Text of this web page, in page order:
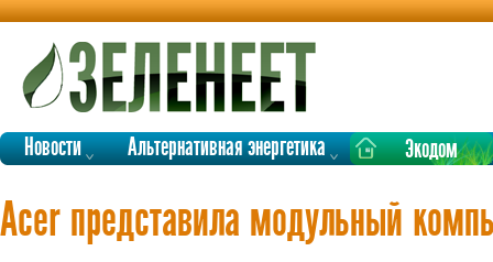
Новости Альтернативная энергетика Экодом
Acer представила модульный